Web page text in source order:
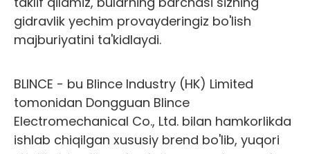
gidravlik yechim provayderingiz bo'lish
majburiyatini ta'kidlaydi.
BLINCE - bu Blince Industry (HK) Limited
tomonidan Dongguan Blince
Electromechanical Co., Ltd. bilan hamkorlikda
ishlab chiqilgan xususiy brend bo'lib, yuqori